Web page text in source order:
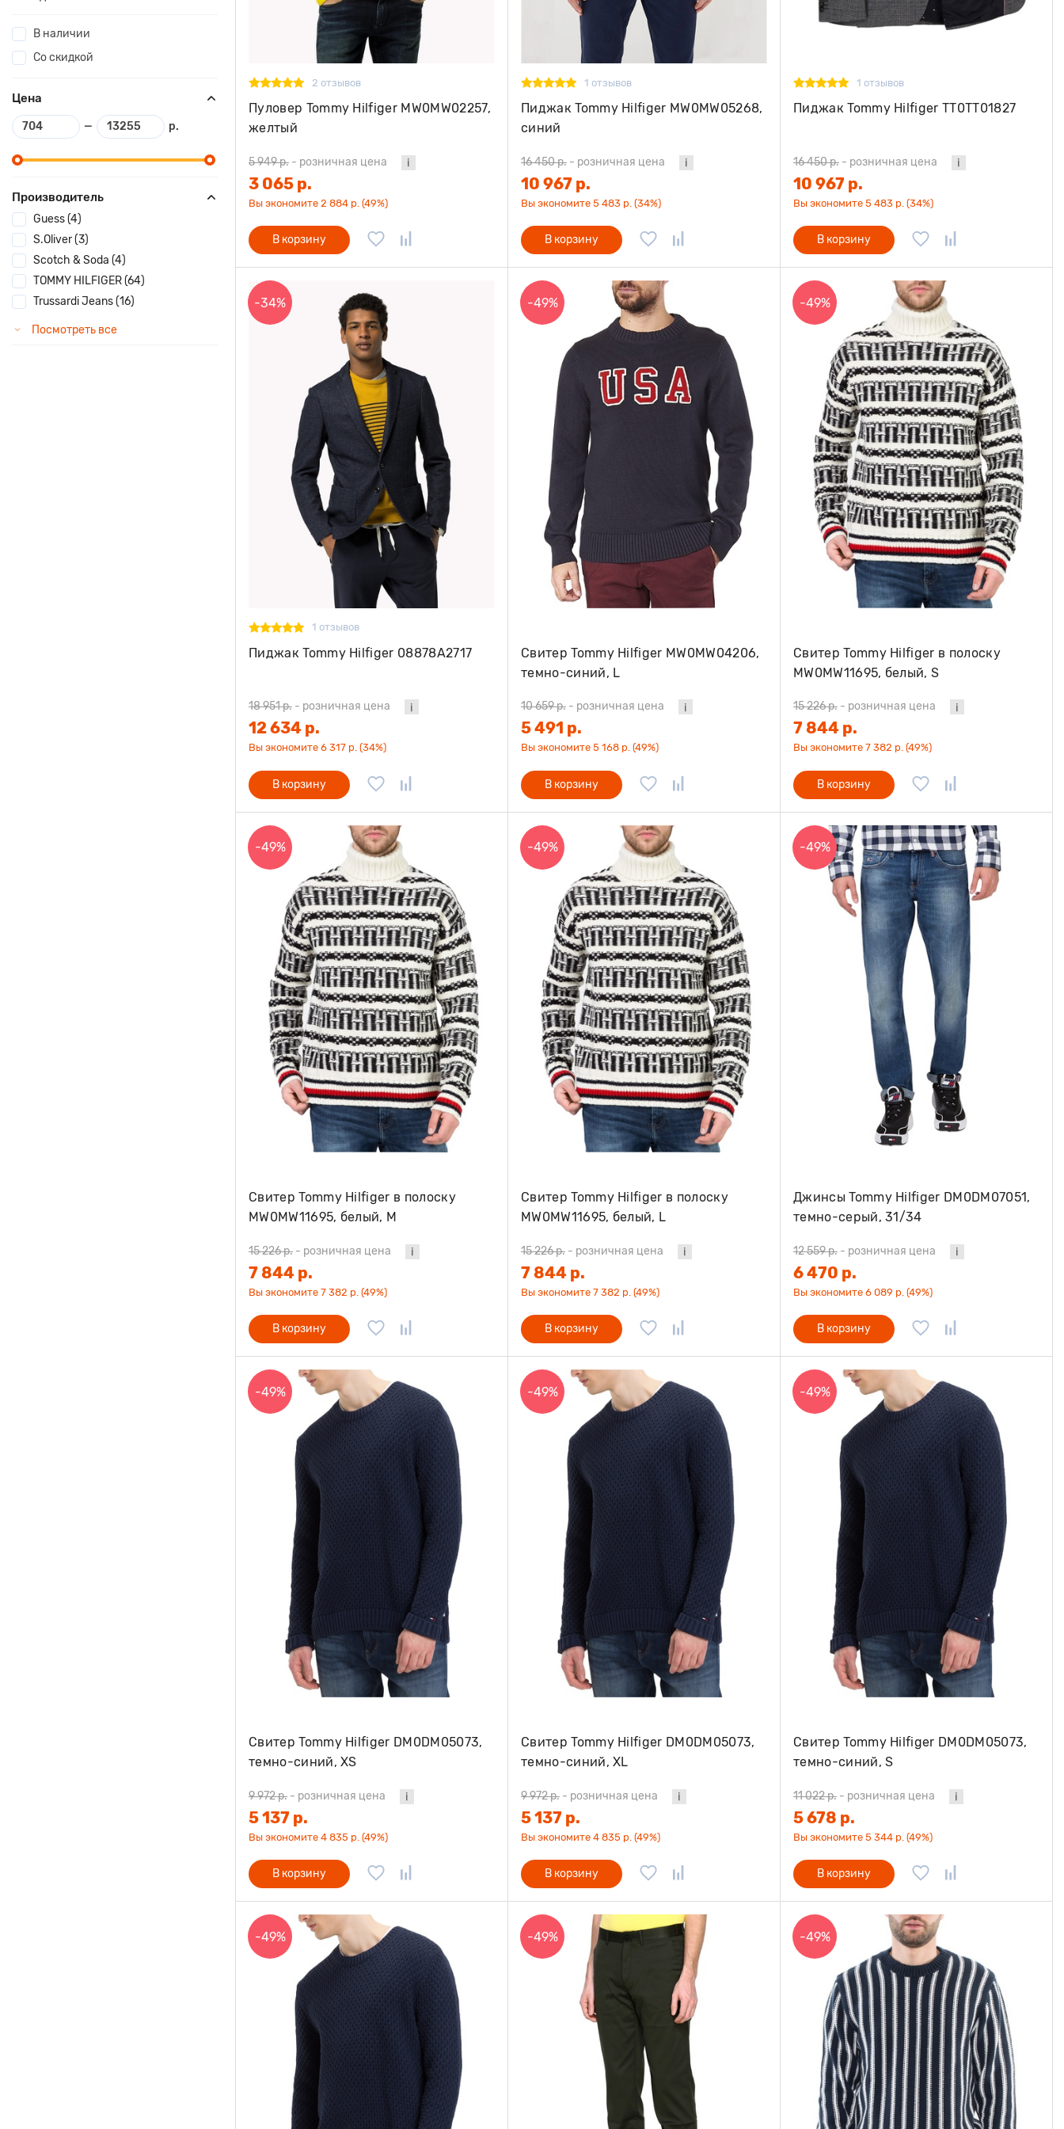
В наличии
Со скидкой
Цена
— р.
Производитель
Guess (4)
S.Oliver (3)
Scotch & Soda (4)
TOMMY HILFIGER (64)
Trussardi Jeans (16)
Посмотреть все
2 отзывов
Пуловер Tommy Hilfiger MW0MW02257,
желтый
5 949 р. - розничная цена
3 065 р.
Вы экономите 2 884 р. (49%)
В корзину
1 отзывов
Пиджак Tommy Hilfiger MW0MW05268,
синий
16 450 р. - розничная цена
10 967 р.
Вы экономите 5 483 р. (34%)
В корзину
1 отзывов
Пиджак Tommy Hilfiger TT0TT01827
16 450 р. - розничная цена
10 967 р.
Вы экономите 5 483 р. (34%)
В корзину
-34%
1 отзывов
Пиджак Tommy Hilfiger 08878A2717
18 951 р. - розничная цена
12 634 р.
Вы экономите 6 317 р. (34%)
В корзину
-49%
Свитер Tommy Hilfiger MW0MW04206,
темно-синий, L
10 659 р. - розничная цена
5 491 р.
Вы экономите 5 168 р. (49%)
В корзину
-49%
Свитер Tommy Hilfiger в полоску
MW0MW11695, белый, S
15 226 р. - розничная цена
7 844 р.
Вы экономите 7 382 р. (49%)
В корзину
-49%
Свитер Tommy Hilfiger в полоску
MW0MW11695, белый, M
15 226 р. - розничная цена
7 844 р.
Вы экономите 7 382 р. (49%)
В корзину
-49%
Свитер Tommy Hilfiger в полоску
MW0MW11695, белый, L
15 226 р. - розничная цена
7 844 р.
Вы экономите 7 382 р. (49%)
В корзину
-49%
Джинсы Tommy Hilfiger DM0DM07051,
темно-серый, 31/34
12 559 р. - розничная цена
6 470 р.
Вы экономите 6 089 р. (49%)
В корзину
-49%
Свитер Tommy Hilfiger DM0DM05073,
темно-синий, XS
9 972 р. - розничная цена
5 137 р.
Вы экономите 4 835 р. (49%)
В корзину
-49%
Свитер Tommy Hilfiger DM0DM05073,
темно-синий, XL
9 972 р. - розничная цена
5 137 р.
Вы экономите 4 835 р. (49%)
В корзину
-49%
Свитер Tommy Hilfiger DM0DM05073,
темно-синий, S
11 022 р. - розничная цена
5 678 р.
Вы экономите 5 344 р. (49%)
В корзину
-49% -49% -49%